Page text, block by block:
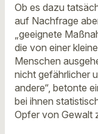
Ob es dazu
auf Nachfrage
„geeignete
die von einer
Menschen
nicht gefährlicher
andere“, betonte
bei ihnen
Opfer von Gewalt